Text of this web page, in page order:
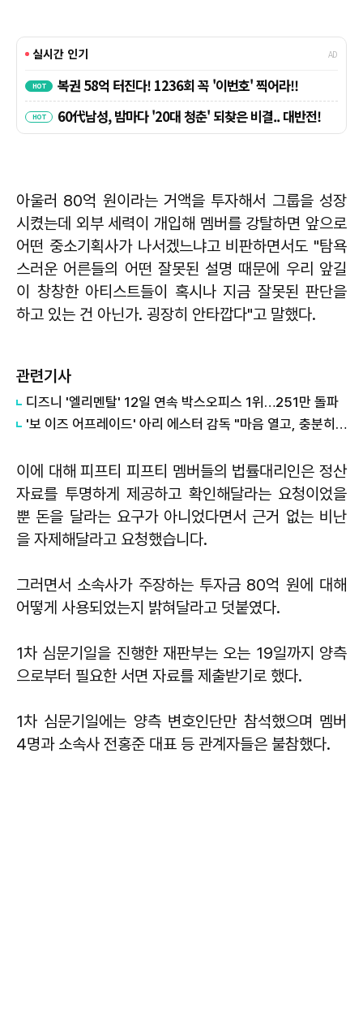
아울러 80억 원이라는 거액을 투자해서 그룹을 성장
시켰는데 외부 세력이 개입해 멤버를 강탈하면 앞으로
어떤 중소기획사가 나서겠느냐고 비판하면서도 "탐욕
스러운 어른들의 어떤 잘못된 설명 때문에 우리 앞길
이 창창한 아티스트들이 혹시나 지금 잘못된 판단을
하고 있는 건 아닌가. 굉장히 안타깝다"고 말했다.
관련기사
디즈니 '엘리멘탈' 12일 연속 박스오피스 1위…251만 돌파
'보 이즈 어프레이드' 아리 에스터 감독 "마음 열고, 충분히 즐기시기를"
이에 대해 피프티 피프티 멤버들의 법률대리인은 정산
자료를 투명하게 제공하고 확인해달라는 요청이었을
뿐 돈을 달라는 요구가 아니었다면서 근거 없는 비난
을 자제해달라고 요청했습니다.
그러면서 소속사가 주장하는 투자금 80억 원에 대해
어떻게 사용되었는지 밝혀달라고 덧붙였다.
1차 심문기일을 진행한 재판부는 오는 19일까지 양측
으로부터 필요한 서면 자료를 제출받기로 했다.
1차 심문기일에는 양측 변호인단만 참석했으며 멤버
4명과 소속사 전홍준 대표 등 관계자들은 불참했다.